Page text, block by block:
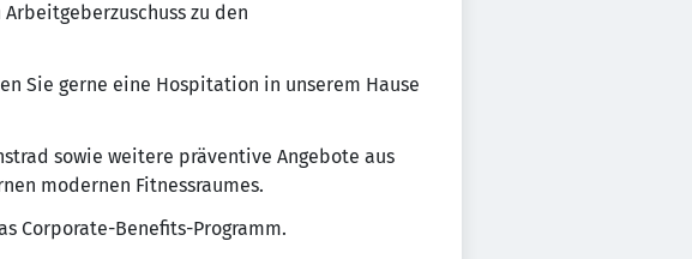
zu den
Sie gerne eine Hospitation in unserem Hause
sowie weitere präventive Angebote aus
modernen Fitnessraumes.
Corporate-Benefits-Programm.